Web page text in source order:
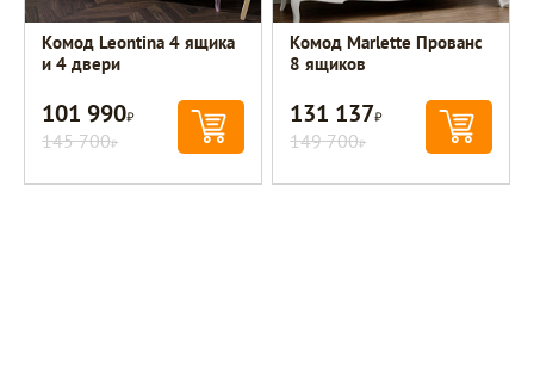
Комод Leontina 4 ящика
и 4 двери
101 990Р
145 700Р
Комод Marlette Прованс
8 ящиков
131 137Р
149 700Р